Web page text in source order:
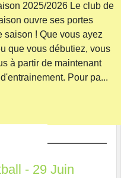
2025/2026 Le club de
ouvre ses portes
saison ! Que vous ayez
que vous débutiez, vous
à partir de maintenant
Pour pa...
- 29 Juin